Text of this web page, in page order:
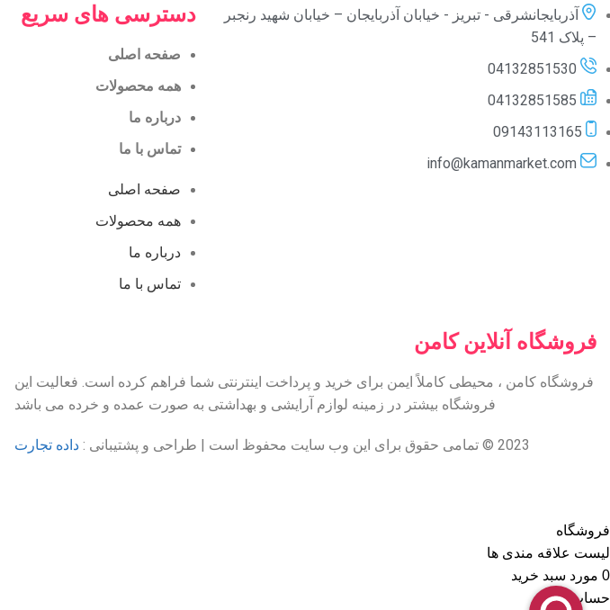
آذربایجانشرقی - تبریز - خیابان آذربایجان – خیابان شهید رنجبر
– پلاک 541
04132851530
04132851585
09143113165
info@kamanmarket.com
دسترسی های سریع
صفحه اصلی
همه محصولات
درباره ما
تماس با ما
صفحه اصلی
همه محصولات
درباره ما
تماس با ما
فروشگاه آنلاین کامن
فروشگاه کامن ، محیطی کاملاً ایمن برای خرید و پرداخت اینترنتی شما فراهم کرده است. فعالیت این
فروشگاه بیشتر در زمینه لوازم آرایشی و بهداشتی به صورت عمده و خرده می باشد
2023 © تمامی حقوق برای این وب سایت محفوظ است | طراحی و پشتیبانی : داده تجارت
فروشگاه
لیست علاقه مندی ها
0 مورد سبد خرید
حساب من